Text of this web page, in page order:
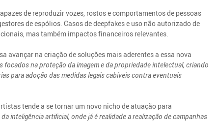
de reproduzir vozes, rostos e comportamentos de pessoas
de espólios. Casos de deepfakes e uso não autorizado de
mas também impactos financeiros relevantes.
avançar na criação de soluções mais aderentes a essa nova
na proteção da imagem e da propriedade intelectual, criando
para adoção das medidas legais cabíveis contra eventuais
tende a se tornar um novo nicho de atuação para
inteligência artificial, onde já é realidade a realização de campanhas